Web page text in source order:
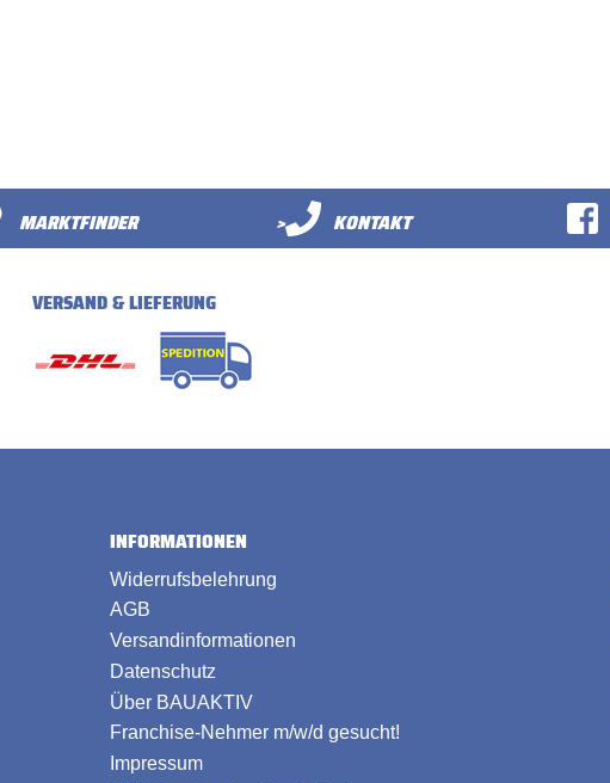
MARKTFINDER > KONTAKT
VERSAND & LIEFERUNG
INFORMATIONEN
Widerrufsbelehrung
AGB
Versandinformationen
Datenschutz
Über BAUAKTIV
Franchise-Nehmer m/w/d gesucht!
Impressum